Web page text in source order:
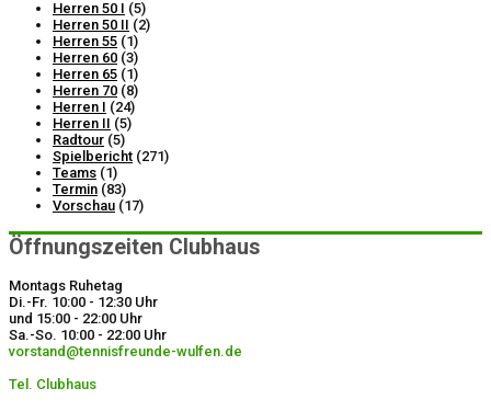
Herren 50 I (5)
Herren 50 II (2)
Herren 55 (1)
Herren 60 (3)
Herren 65 (1)
Herren 70 (8)
Herren I (24)
Herren II (5)
Radtour (5)
Spielbericht (271)
Teams (1)
Termin (83)
Vorschau (17)
Öffnungszeiten Clubhaus
Montags Ruhetag
Di.-Fr. 10:00 - 12:30 Uhr
und 15:00 - 22:00 Uhr
Sa.-So. 10:00 - 22:00 Uhr
vorstand@tennisfreunde-wulfen.de
Tel. Clubhaus